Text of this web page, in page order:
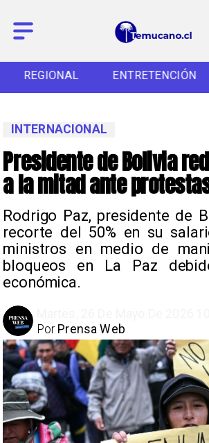
REGIONAL ENTRETENCIÓN
Presidente de Bolivia
a la mitad ante
Rodrigo Paz, presidente de
recorte del 50% en su
ministros en medio de
bloqueos en La Paz
económica.
INTERNACIONAL
Prensa Web
Por